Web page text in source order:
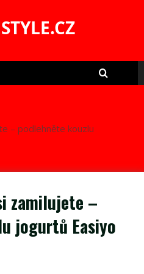
– podlehněte kouzlu
zamilujete –
jogurtů Easiyo